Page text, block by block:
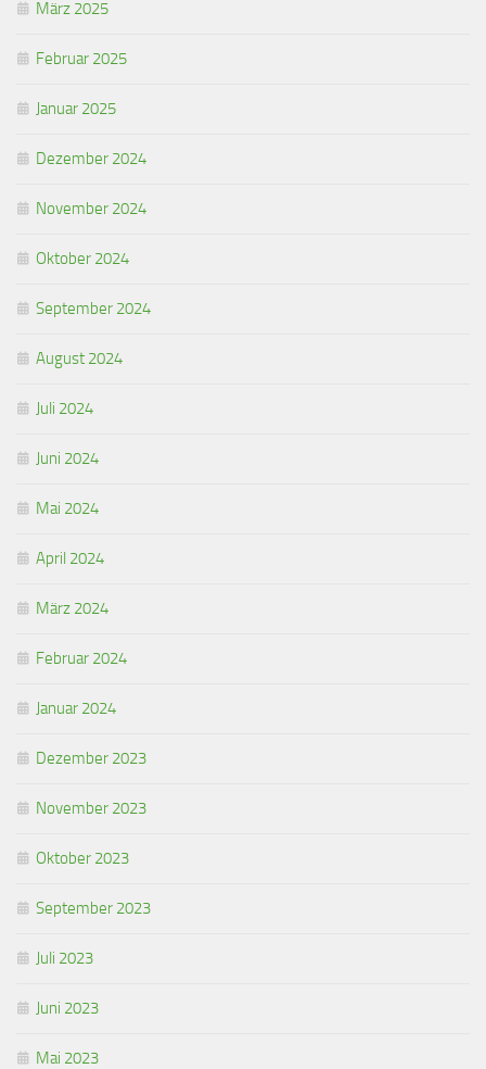
März 2025
Februar 2025
Januar 2025
Dezember 2024
November 2024
Oktober 2024
September 2024
August 2024
Juli 2024
Juni 2024
Mai 2024
April 2024
März 2024
Februar 2024
Januar 2024
Dezember 2023
November 2023
Oktober 2023
September 2023
Juli 2023
Juni 2023
Mai 2023